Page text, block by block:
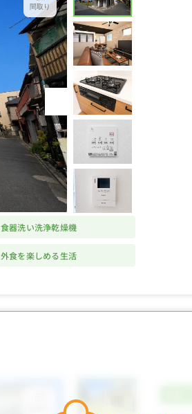
間取り
食器洗い洗浄乾燥機
外食を楽しめる生活